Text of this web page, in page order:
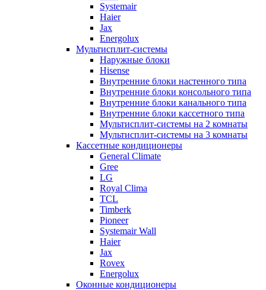
Systemair
Haier
Jax
Energolux
Мультисплит-системы
Наружные блоки
Hisense
Внутренние блоки настенного типа
Внутренние блоки консольного типа
Внутренние блоки канального типа
Внутренние блоки кассетного типа
Мультисплит-системы на 2 комнаты
Мультисплит-системы на 3 комнаты
Кассетные кондиционеры
General Climate
Gree
LG
Royal Clima
TCL
Timberk
Pioneer
Systemair Wall
Haier
Jax
Rovex
Energolux
Оконные кондиционеры